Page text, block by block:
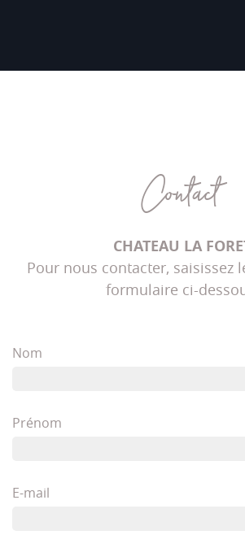
Contact
CHATEAU LA
Pour nous contacter, saisissez
formulaire ci-
Nom
Prénom
E-mail